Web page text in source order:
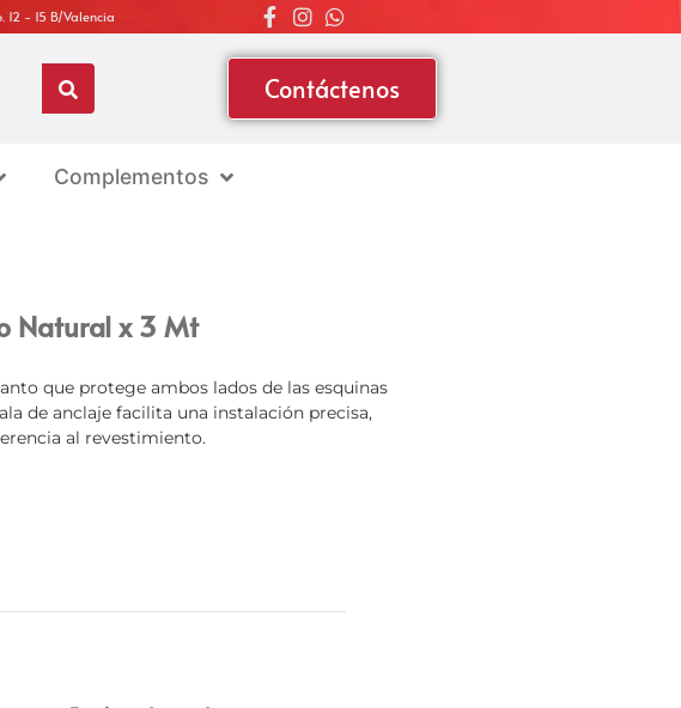
12 - 15 B/Valencia
Contáctenos
Complementos
Natural x 3 Mt
que protege ambos lados de las esquinas
de anclaje facilita una instalación precisa,
al revestimiento.